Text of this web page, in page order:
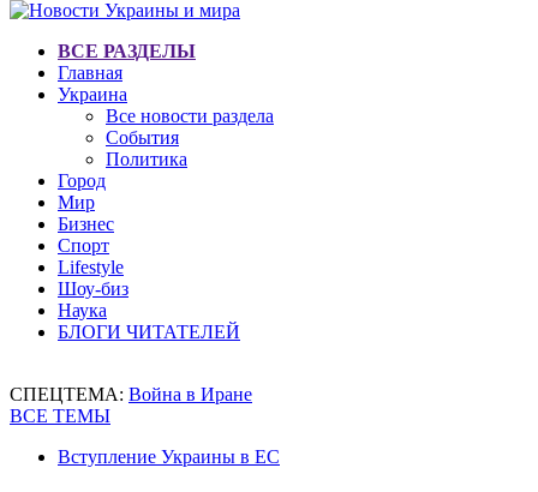
ВСЕ РАЗДЕЛЫ
Главная
Украина
Все новости раздела
События
Политика
Город
Мир
Бизнес
Спорт
Lifestyle
Шоу-биз
Наука
БЛОГИ ЧИТАТЕЛЕЙ
СПЕЦТЕМА: Война в Иране
ВСЕ ТЕМЫ
Вступление Украины в ЕС